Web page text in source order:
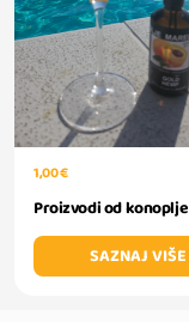
1,00 €
Proizvodi od konoplje
SAZNAJ VIŠE